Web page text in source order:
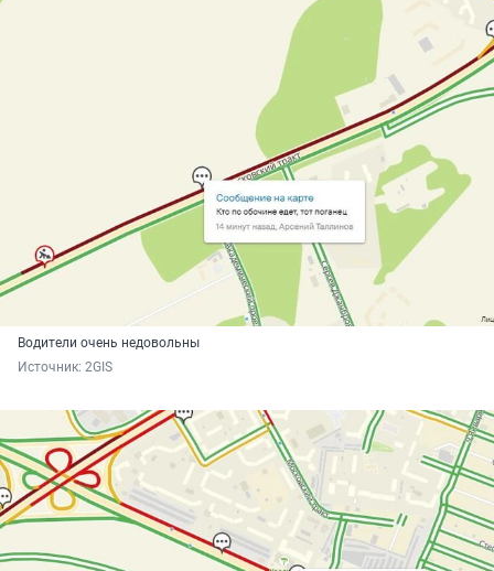
Водители очень недовольны
Источник: 2GIS